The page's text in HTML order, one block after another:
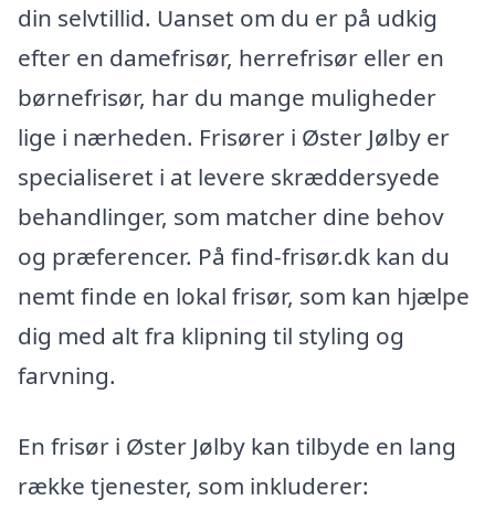
din selvtillid. Uanset om du er på udkig
efter en damefrisør, herrefrisør eller en
børnefrisør, har du mange muligheder
lige i nærheden. Frisører i Øster Jølby er
specialiseret i at levere skræddersyede
behandlinger, som matcher dine behov
og præferencer. På find-frisør.dk kan du
nemt finde en lokal frisør, som kan hjælpe
dig med alt fra klipning til styling og
farvning.
En frisør i Øster Jølby kan tilbyde en lang
række tjenester, som inkluderer: